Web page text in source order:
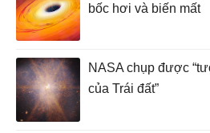
bốc hơi và biến mất
NASA chụp được
của Trái đất”